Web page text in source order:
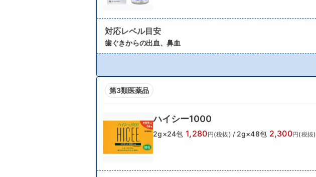
対応レベル目安
歯ぐきからの出血、鼻血
第3類医薬品
ハイシー1000
2g×24包 1,280円(税抜) / 2g×48包 2,300円(税抜)